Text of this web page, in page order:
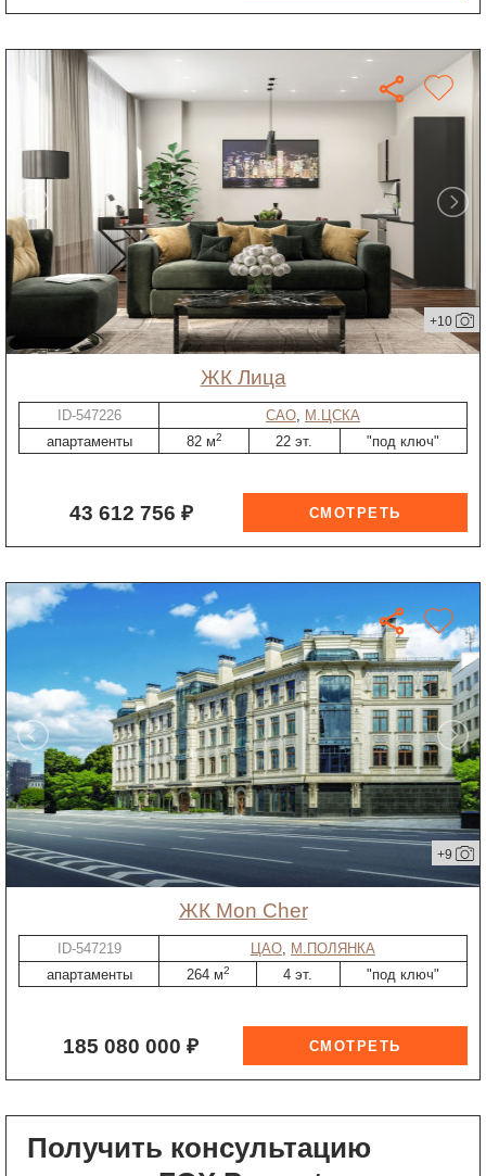
+10
ЖК Лица
ID-547226 САО, М.ЦСКА
апартаменты
82 м2 22 эт. "под ключ"
43 612 756 ₽
+9
ЖК Mon Cher
ID-547219 ЦАО, М.ПОЛЯНКА
апартаменты
264 м2 4 эт. "под ключ"
185 080 000 ₽
Получить консультацию